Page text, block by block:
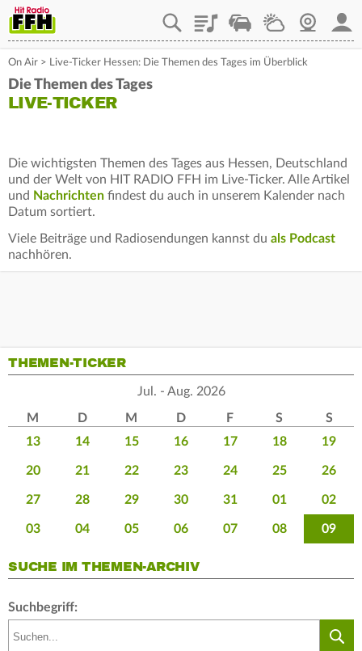
PlaylistStaupilotWetterWebcam
On Air > Live-Ticker Hessen: Die Themen des Tages im Überblick
Die Themen des Tages
LIVE-TICKER
Die wichtigsten Themen des Tages aus Hessen, Deutschland
und der Welt von HIT RADIO FFH im Live-Ticker. Alle Artikel
und Nachrichten findest du auch in unserem Kalender nach
Datum sortiert.
Viele Beiträge und Radiosendungen kannst du als Podcast
nachhören.
THEMEN-TICKER
Jul. - Aug. 2026
M D M D F S
S
13
14 15 16 17 18 19
20 21 22 23 24 25 26
27 28 29 30 31 01 02
03 04 05 06 07 08 09
SUCHE IM THEMEN-ARCHIV
Suchbegriff: